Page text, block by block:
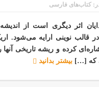
کتاب‌های فارسی
اثر دیگری است از
قالب نوینی ارایه می‌شود.
کرده و ریشه تاریخی آنها
که […] بیشتر بدانید